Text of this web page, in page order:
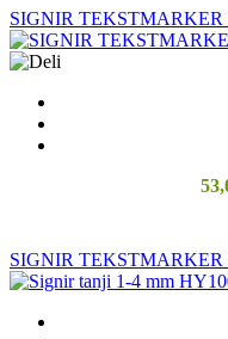
SIGNIR
SIGNIR